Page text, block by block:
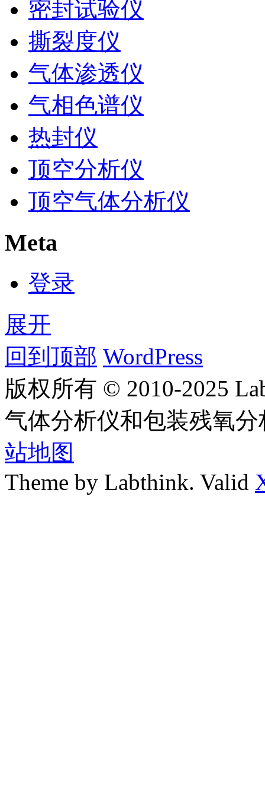
密封试验仪
撕裂度仪
气体渗透仪
气相色谱仪
热封仪
顶空分析仪
顶空气体分析仪
Meta
登录
展开
回到顶部 WordPress
版权所有 © 2010-2025
气体分析仪和包装残氧
站地图
Theme by Labthink. Valid